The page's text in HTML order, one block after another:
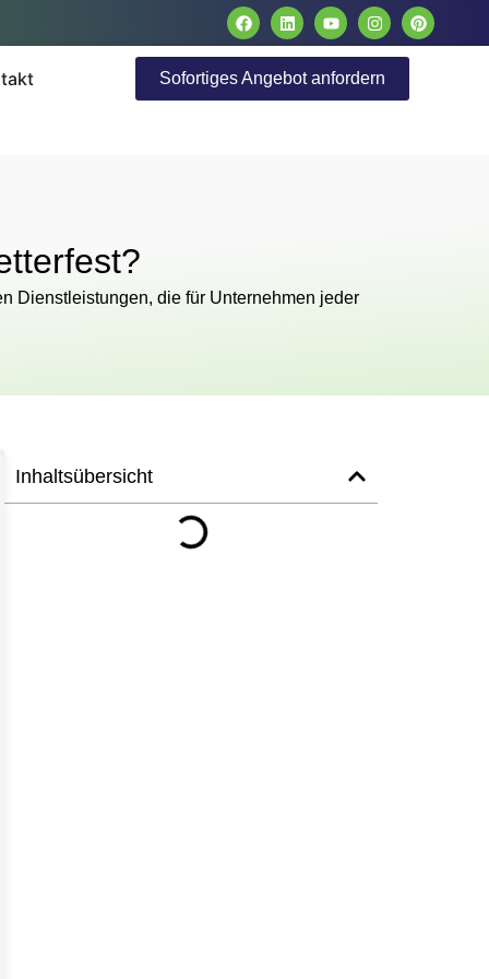
Sofortiges Angebot anfordern
Dienstleistungen, die für Unternehmen jeder
Inhaltsübersicht